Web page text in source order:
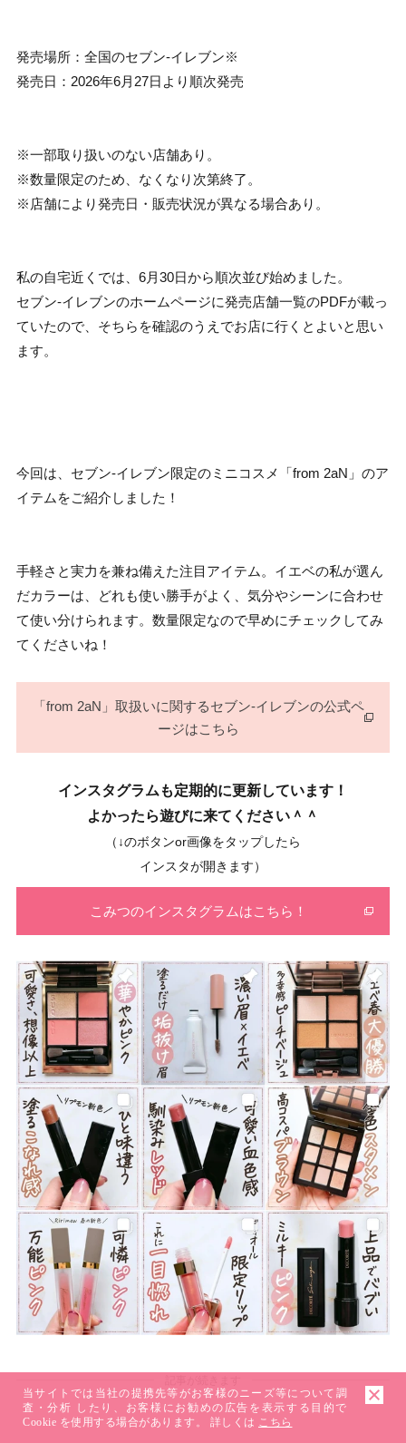
発売場所：全国のセブン‐イレブン※
発売日：2026年6月27日より順次発売
※一部取り扱いのない店舗あり。
※数量限定のため、なくなり次第終了。
※店舗により発売日・販売状況が異なる場合あり。
私の自宅近くでは、6月30日から順次並び始めました。
セブン‐イレブンのホームページに発売店舗一覧のPDFが載っ
ていたので、そちらを確認のうえでお店に行くとよいと思い
ます。
今回は、セブン-イレブン限定のミニコスメ「from 2aN」のア
イテムをご紹介しました！
手軽さと実力を兼ね備えた注目アイテム。イエベの私が選ん
だカラーは、どれも使い勝手がよく、気分やシーンに合わせ
て使い分けられます。数量限定なので早めにチェックしてみ
てくださいね！
「from 2aN」取扱いに関するセブン-イレブンの公式ペ
ージはこちら
インスタグラムも定期的に更新しています！
よかったら遊びに来てください＾＾
（↓のボタンor画像をタップしたら
インスタが開きます）
こみつのインスタグラムはこちら！
当サイトでは当社の提携先等がお客様のニーズ等について調
査・分析 したり、お客様にお勧めの広告を表示する目的で
Cookie を使用する場合があります。 詳しくは こちら